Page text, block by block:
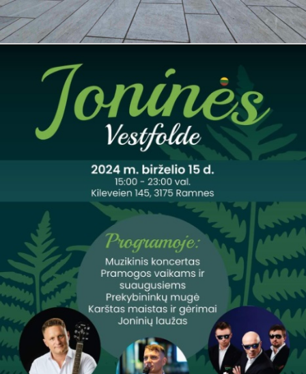
Šventė, jungianti lietuvius